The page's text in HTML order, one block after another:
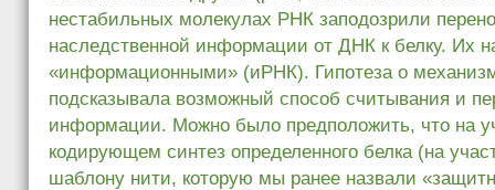
нестабильных молекулах РНК заподозрили
наследственной информации от ДНК к белку. Их
«информационными» (иРНК). Гипотеза о
подсказывала возможный способ считывания и
информации. Можно было предположить, что на
кодирующем синтез определенного белка (на
шаблону нити, которую мы ранее назвали